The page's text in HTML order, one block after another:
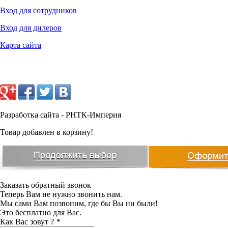
8057руб.
Вход для сотрудников
Вход для дилеров
Карта сайта
Разработка сайта - РНТК-Империя
Товар добавлен в корзину!
Заказать обратный звонок
Теперь Вам не нужно звонить нам.
Мы сами Вам позвоним, где бы Вы ни были!
Это бесплатно для Вас.
Как Вас зовут ? *